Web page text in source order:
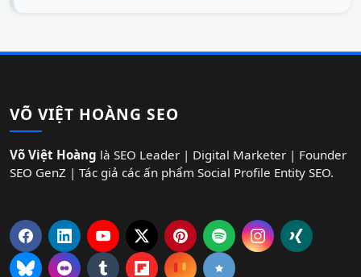
VÕ VIỆT HOÀNG SEO
Võ Việt Hoàng là SEO Leader | Digital Marketer | Founder
SEO GenZ | Tác giả các ấn phẩm Social Profile Entity SEO.